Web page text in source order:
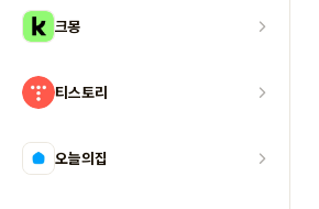
크몽
티스토리
오늘의집